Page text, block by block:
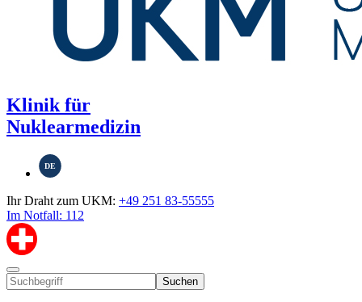
Klinik für
Nuklearmedizin
DE
Ihr Draht zum UKM: +49 251 83-55555
Im Notfall: 112
Suchen